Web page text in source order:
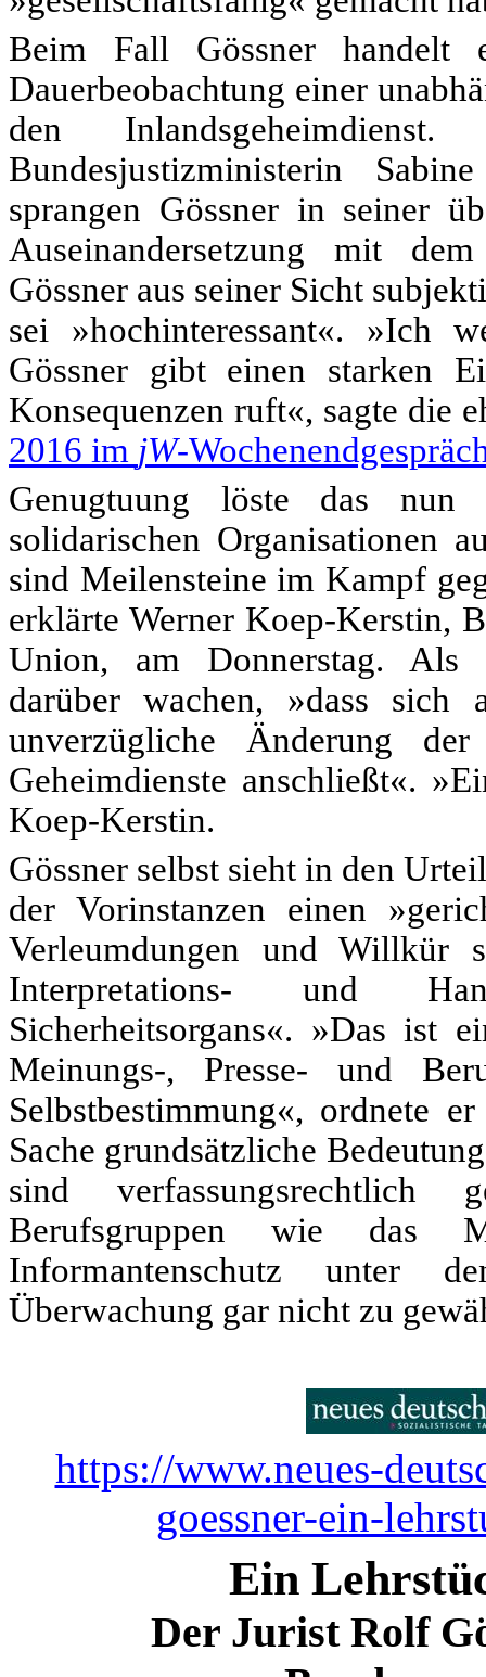
Beim Fall Gössner
Dauerbeobachtung einer
den
Bundesjustizministerin
sprangen Gössner in seiner
Auseinandersetzung mit
Gössner aus seiner Sicht
sei »hochinteressant«. »Ich
Gössner gibt einen starken
Konsequenzen ruft«, sagte die
2016 im jW-
Genugtuung löste das
solidarischen Organisationen
sind Meilensteine im Kampf
erklärte Werner Koep-Kerstin,
Union, am Donnerstag. Als
darüber wachen, »dass sich
unverzügliche Änderung
Geheimdienste anschließt«.
Koep-Kerstin.
Gössner selbst sieht in den
der Vorinstanzen einen
Verleumdungen und Willkür
Interpretations- und
Sicherheitsorgans«. »Das ist
Meinungs-, Presse- und
Selbstbestimmung«, ordnete
Sache grundsätzliche
sind verfassungsrechtlich
Berufsgruppen wie das
Informantenschutz unter
Überwachung gar nicht zu
https://www.neues-
goessner-ein-
Ein
Der Jurist Rolf